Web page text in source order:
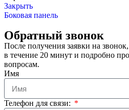
Закрыть
Боковая панель
Обратный звонок
После получения заявки на
в течение 20 минут и подробно
вопросам.
Имя
Телефон для связи: